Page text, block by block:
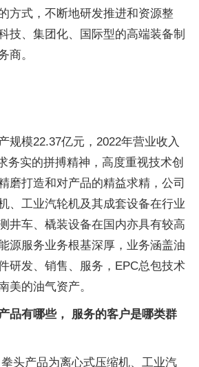
方式，不断地研发推进和资源整
技、集团化、国际型的高端装备制
商。
规模22.37亿元，2022年营业收入
务实的拼搏精神，高度重视技术创
磨打造和对产品的精益求精，公司
、工业汽轮机及其成套设备在行业
井车、橇装设备在国内亦具有较高
源服务业务根基深厚，业务涵盖油
研发、销售、服务，EPC总包技术
美的油气资产。
品有哪些， 服务的客户是哪类群
头产品为离心式压缩机、工业汽